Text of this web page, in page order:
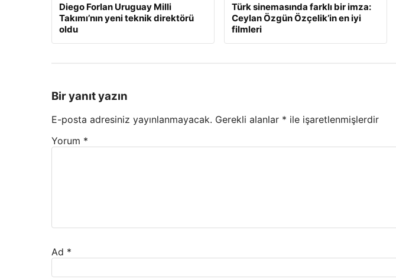
Diego Forlan Uruguay Milli
Takımı’nın yeni teknik direktörü
oldu
Türk sinemasında farklı bir imza:
Ceylan Özgün Özçelik’in en iyi
filmleri
Bir yanıt yazın
E-posta adresiniz yayınlanmayacak. Gerekli alanlar * ile işaretlenmişlerdir
Yorum *
Ad *